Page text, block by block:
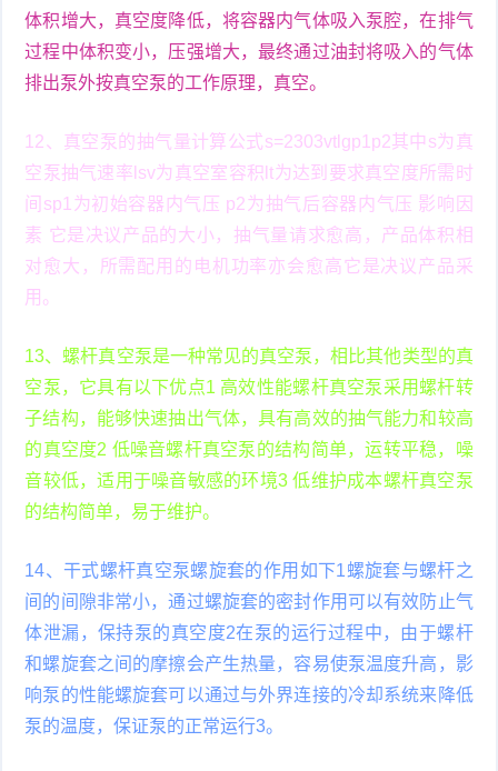
体积增大，真空度降低，将容器内气体吸入泵腔，在排气
过程中体积变小，压强增大，最终通过油封将吸入的气体
排出泵外按真空泵的工作原理，真空。
12、真空泵的抽气量计算公式s=2303vtlgp1p2其中s为真
空泵抽气速率lsv为真空室容积lt为达到要求真空度所需时
间sp1为初始容器内气压 p2为抽气后容器内气压 影响因
素 它是决议产品的大小，抽气量请求愈高，产品体积相
对愈大，所需配用的电机功率亦会愈高它是决议产品采
用。
13、螺杆真空泵是一种常见的真空泵，相比其他类型的真
空泵，它具有以下优点1 高效性能螺杆真空泵采用螺杆转
子结构，能够快速抽出气体，具有高效的抽气能力和较高
的真空度2 低噪音螺杆真空泵的结构简单，运转平稳，噪
音较低，适用于噪音敏感的环境3 低维护成本螺杆真空泵
的结构简单，易于维护。
14、干式螺杆真空泵螺旋套的作用如下1螺旋套与螺杆之
间的间隙非常小，通过螺旋套的密封作用可以有效防止气
体泄漏，保持泵的真空度2在泵的运行过程中，由于螺杆
和螺旋套之间的摩擦会产生热量，容易使泵温度升高，影
响泵的性能螺旋套可以通过与外界连接的冷却系统来降低
泵的温度，保证泵的正常运行3。